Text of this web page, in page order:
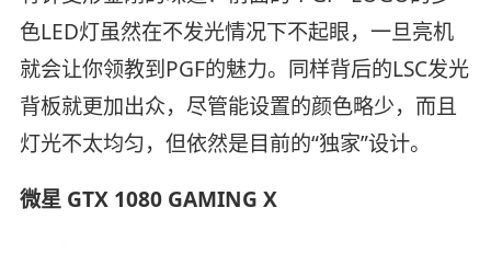
色LED灯虽然在不发光情况下不起眼，一旦亮机
就会让你领教到PGF的魅力。同样背后的LSC发光
背板就更加出众，尽管能设置的颜色略少，而且
灯光不太均匀，但依然是目前的“独家”设计。
微星 GTX 1080 GAMING X